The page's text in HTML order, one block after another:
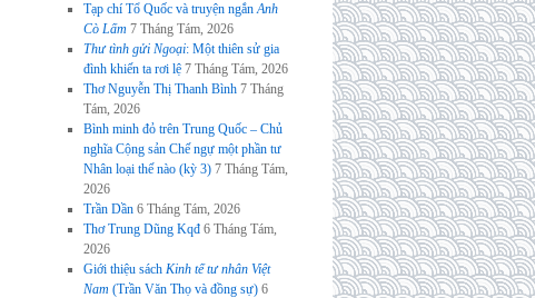
Tạp chí Tổ Quốc và truyện ngắnAnh
Cò Lấm 7 Tháng Tám, 2026
Thư tình gửi Ngoại: Một thiên sử gia
đình khiến ta rơi lệ 7 Tháng Tám, 2026
Thơ Nguyễn Thị Thanh Bình 7 Tháng
Tám, 2026
Bình minh đỏ trên Trung Quốc – Chủ
nghĩa Cộng sản Chế ngự một phần tư
Nhân loại thế nào (kỳ 3) 7 Tháng Tám,
2026
Trần Dần 6 Tháng Tám, 2026
Thơ Trung Dũng Kqđ 6 Tháng Tám,
2026
Giới thiệu sách Kinh tế tư nhân Việt
Nam (Trần Văn Thọ và đồng sự) 6